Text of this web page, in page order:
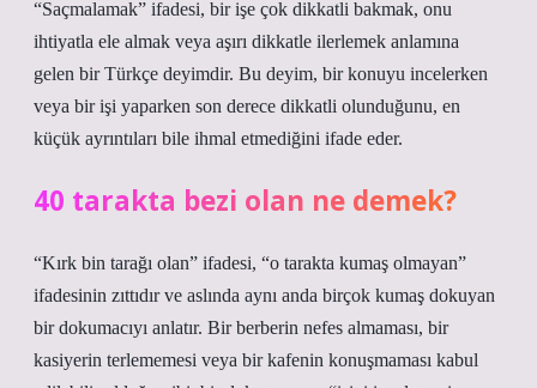
“Saçmalamak” ifadesi, bir işe çok dikkatli bakmak, onu
ihtiyatla ele almak veya aşırı dikkatle ilerlemek anlamına
gelen bir Türkçe deyimdir. Bu deyim, bir konuyu incelerken
veya bir işi yaparken son derece dikkatli olunduğunu, en
küçük ayrıntıları bile ihmal etmediğini ifade eder.
40 tarakta bezi olan ne demek?
“Kırk bin tarağı olan” ifadesi, “o tarakta kumaş olmayan”
ifadesinin zıttıdır ve aslında aynı anda birçok kumaş dokuyan
bir dokumacıyı anlatır. Bir berberin nefes almaması, bir
kasiyerin terlememesi veya bir kafenin konuşmaması kabul